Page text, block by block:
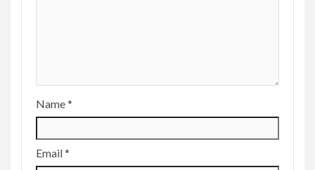
Name*
Email*